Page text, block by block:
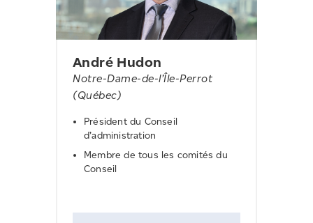
André Hudon
Notre-Dame-de-l’Île-Perrot
(Québec)
Président du Conseil
d’administration
Membre de tous les comités du
Conseil